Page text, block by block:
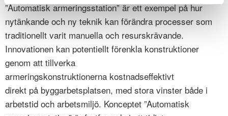
”Automatisk armeringsstation” är ett exempel på hur
nytänkande och ny teknik kan förändra processer som
traditionellt varit manuella och resurskrävande.
Innovationen kan potentiellt förenkla konstruktioner
genom att tillverka
armeringskonstruktionerna kostnadseffektivt
direkt på byggarbetsplatsen, med stora vinster både i
arbetstid och arbetsmiljö. Konceptet ”Automatisk